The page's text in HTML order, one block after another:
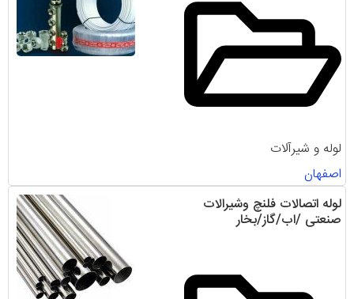
لوله و شیرآلات
اصفهان
لوله اتصالات فلنچ وشیرالات
صنعتی /اب/گاز/بخار